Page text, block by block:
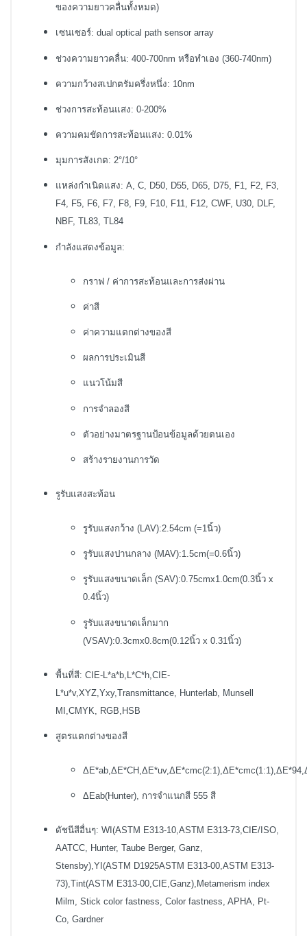
ของความยาวคลื่นทั้งหมด)
เซนเซอร์: dual optical path sensor array
ช่วงความยาวคลื่น: 400-700nm หรือทำเอง (360-740nm)
ความกว้างสเปกตรัมครึ่งหนึ่ง: 10nm
ช่วงการสะท้อนแสง: 0-200%
ความคมชัดการสะท้อนแสง: 0.01%
มุมการสังเกต: 2°/10°
แหล่งกำเนิดแสง: A, C, D50, D55, D65, D75, F1, F2, F3,
F4, F5, F6, F7, F8, F9, F10, F11, F12, CWF, U30, DLF,
NBF, TL83, TL84
กำลังแสดงข้อมูล:
กราฟ / ค่าการสะท้อนและการส่งผ่าน
ค่าสี
ค่าความแตกต่างของสี
ผลการประเมินสี
แนวโน้มสี
การจำลองสี
ตัวอย่างมาตรฐานป้อนข้อมูลด้วยตนเอง
สร้างรายงานการวัด
รูรับแสงสะท้อน
รูรับแสงกว้าง (LAV):2.54cm (=1นิ้ว)
รูรับแสงปานกลาง (MAV):1.5cm(=0.6นิ้ว)
รูรับแสงขนาดเล็ก (SAV):0.75cmx1.0cm(0.3นิ้ว x
0.4นิ้ว)
รูรับแสงขนาดเล็กมาก
(VSAV):0.3cmx0.8cm(0.12นิ้ว x 0.31นิ้ว)
พื้นที่สี: CIE-L*a*b,L*C*h,CIE-
L*u*v,XYZ,Yxy,Transmittance, Hunterlab, Munsell
MI,CMYK, RGB,HSB
สูตรแตกต่างของสี
ΔEab(Hunter), การจำแนกสี 555 สี
ดัชนีสีอื่นๆ: WI(ASTM E313-10,ASTM E313-73,CIE/ISO,
AATCC, Hunter, Taube Berger, Ganz,
Stensby),YI(ASTM D1925ASTM E313-00,ASTM E313-
73),Tint(ASTM E313-00,CIE,Ganz),Metamerism index
Milm, Stick color fastness, Color fastness, APHA, Pt-
Co, Gardner